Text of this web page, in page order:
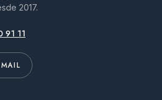
2017.
91 11